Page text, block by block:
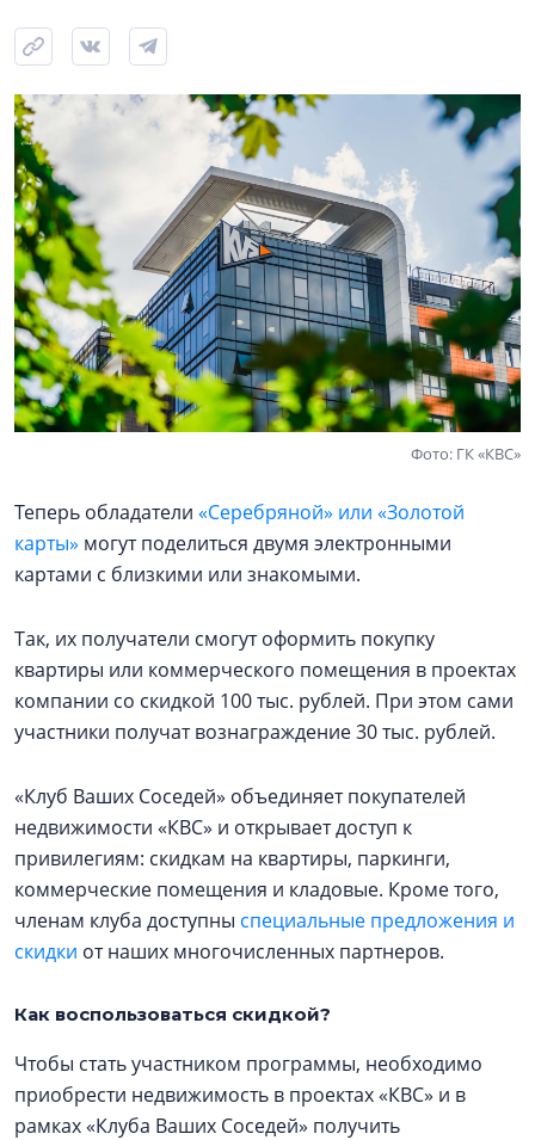
Фото: ГК «КВС»
Теперь обладатели «Серебряной» или «Золотой
карты» могут поделиться двумя электронными
картами с близкими или знакомыми.
Так, их получатели смогут оформить покупку
квартиры или коммерческого помещения в проектах
компании со скидкой 100 тыс. рублей. При этом сами
участники получат вознаграждение 30 тыс. рублей.
«Клуб Ваших Соседей» объединяет покупателей
недвижимости «КВС» и открывает доступ к
привилегиям: скидкам на квартиры, паркинги,
коммерческие помещения и кладовые. Кроме того,
членам клуба доступны специальные предложения и
скидки от наших многочисленных партнеров.
Как воспользоваться скидкой?
Чтобы стать участником программы, необходимо
приобрести недвижимость в проектах «КВС» и в
рамках «Клуба Ваших Соседей» получить